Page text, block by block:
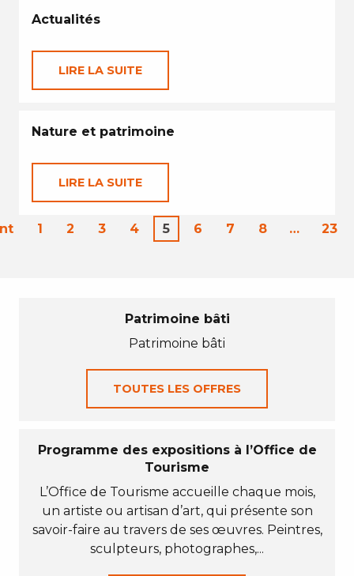
Actualités
LIRE LA SUITE
Nature et patrimoine
LIRE LA SUITE
1 2 3 4 5 6 7 8 … 23
Patrimoine bâti
Patrimoine bâti
TOUTES LES OFFRES
Programme des expositions à l’Office de
Tourisme
L’Office de Tourisme accueille chaque mois,
un artiste ou artisan d’art, qui présente son
savoir-faire au travers de ses œuvres. Peintres,
sculpteurs, photographes,...